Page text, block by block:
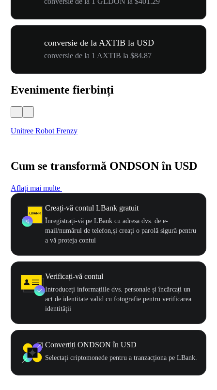
conversie de la AXTIB la USD
conversie de la 1 AXTIB la $84.87
Evenimente fierbinți
Unitree Robot Frenzy
Cum se transformă ONDSON în USD
Aflați mai multe
Creați-vă contul LBank gratuit
Înregistrați-vă pe LBank cu adresa dvs. de e-
mail/numărul de telefon,și creați o parolă sigură pentru
a vă proteja contul
Verificați-vă contul
Introduceți informațiile dvs. personale și încărcați un
act de identitate valid cu fotografie pentru verificarea
identității
Convertiți ONDSON în USD
Selectați criptomonede pentru a tranzacționa pe LBank.